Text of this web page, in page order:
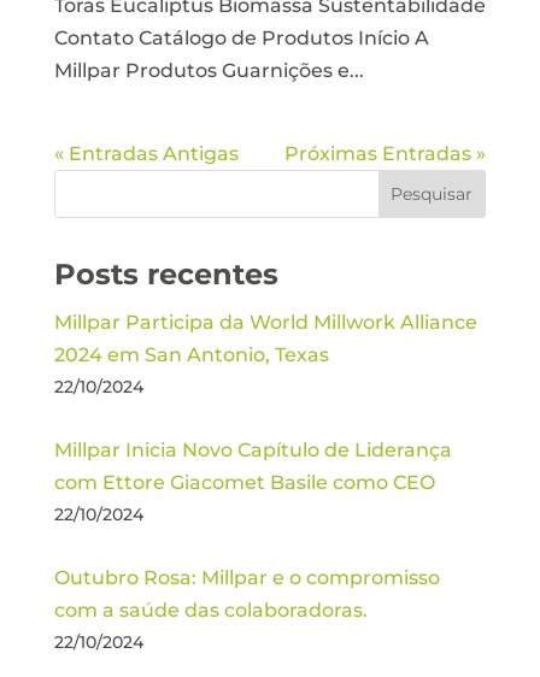
Toras Eucaliptus Biomassa Sustentabilidade
Contato Catálogo de Produtos Início A
Millpar Produtos Guarnições e...
« Entradas Antigas Próximas Entradas »
Posts recentes
Millpar Participa da World Millwork Alliance
2024 em San Antonio, Texas
22/10/2024
Millpar Inicia Novo Capítulo de Liderança
com Ettore Giacomet Basile como CEO
22/10/2024
Outubro Rosa: Millpar e o compromisso
com a saúde das colaboradoras.
22/10/2024